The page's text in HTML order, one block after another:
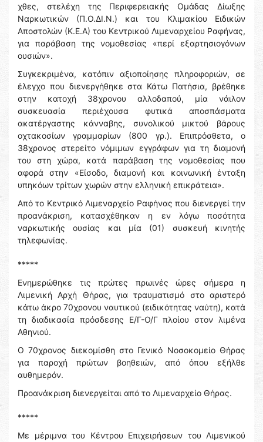
χθες, στελέχη της Περιφερειακής Ομάδας Δίωξης
Ναρκωτικών (Π.Ο.ΔΙ.Ν.) και του Κλιμακίου Ειδικών
Αποστολών (Κ.Ε.Α) του Κεντρικού Λιμεναρχείου Ραφήνας,
για παράβαση της νομοθεσίας «περί εξαρτησιογόνων
ουσιών».
Συγκεκριμένα, κατόπιν αξιοποίησης πληροφοριών, σε
έλεγχο που διενεργήθηκε στα Κάτω Πατήσια, βρέθηκε
στην κατοχή 38χρονου αλλοδαπού, μία νάιλον
συσκευασία περιέχουσα φυτικά αποσπάσματα
ακατέργαστης κάνναβης, συνολικού μικτού βάρους
οχτακοσίων γραμμαρίων (800 γρ.). Επιπρόσθετα, ο
38χρονος στερείτο νόμιμων εγγράφων για τη διαμονή
του στη χώρα, κατά παράβαση της νομοθεσίας που
αφορά στην «Είσοδο, διαμονή και κοινωνική ένταξη
υπηκόων τρίτων χωρών στην ελληνική επικράτεια».
Από το Κεντρικό Λιμεναρχείο Ραφήνας που διενεργεί την
προανάκριση, κατασχέθηκαν η εν λόγω ποσότητα
ναρκωτικής ουσίας και μία (01) συσκευή κινητής
τηλεφωνίας.
*****
Ενημερώθηκε τις πρώτες πρωινές ώρες σήμερα η
Λιμενική Αρχή Θήρας, για τραυματισμό στο αριστερό
κάτω άκρο 70χρονου ναυτικού (ειδικότητας ναύτη), κατά
τη διαδικασία πρόσδεσης Ε/Γ-Ο/Γ πλοίου στον λιμένα
Αθηνιού.
Ο 70χρονος διεκομίσθη στο Γενικό Νοσοκομείο Θήρας
για παροχή πρώτων βοηθειών, από όπου εξήλθε
αυθημερόν.
Προανάκριση διενεργείται από το Λιμεναρχείο Θήρας.
*****
Με μέριμνα του Κέντρου Επιχειρήσεων του Λιμενικού